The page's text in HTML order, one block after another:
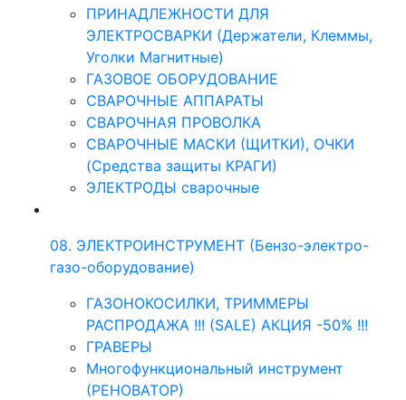
ПРИНАДЛЕЖНОСТИ ДЛЯ
ЭЛЕКТРОСВАРКИ (Держатели, Клеммы,
Уголки Магнитные)
ГАЗОВОЕ ОБОРУДОВАНИЕ
СВАРОЧНЫЕ АППАРАТЫ
СВАРОЧНАЯ ПРОВОЛКА
СВАРОЧНЫЕ МАСКИ (ЩИТКИ), ОЧКИ
(Средства защиты КРАГИ)
ЭЛЕКТРОДЫ сварочные
08. ЭЛЕКТРОИНСТРУМЕНТ (Бензо-электро-
газо-оборудование)
ГАЗОНОКОСИЛКИ, ТРИММЕРЫ
РАСПРОДАЖА !!! (SALE) АКЦИЯ -50% !!!
ГРАВЕРЫ
Многофункциональный инструмент
(РЕНОВАТОР)